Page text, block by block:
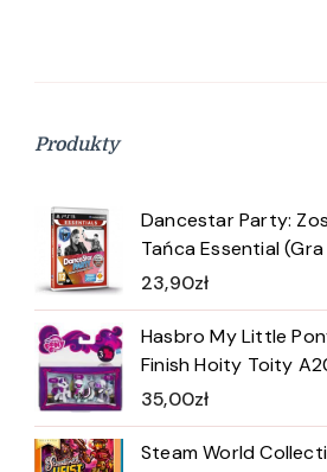
Produkty
Dancestar Party:
Tańca Essential (Gra
23,90zł
Hasbro My Little
Finish Hoity Toity
35,00zł
Steam World